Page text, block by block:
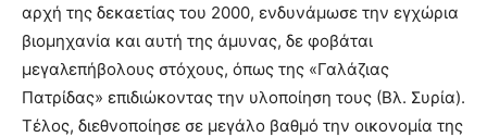
αρχή της δεκαετίας του 2000, ενδυνάμωσε την εγχώρια
βιομηχανία και αυτή της άμυνας, δε φοβάται
μεγαλεπήβολους στόχους, όπως της «Γαλάζιας
Πατρίδας» επιδιώκοντας την υλοποίηση τους (Βλ. Συρία).
Τέλος, διεθνοποίησε σε μεγάλο βαθμό την οικονομία της